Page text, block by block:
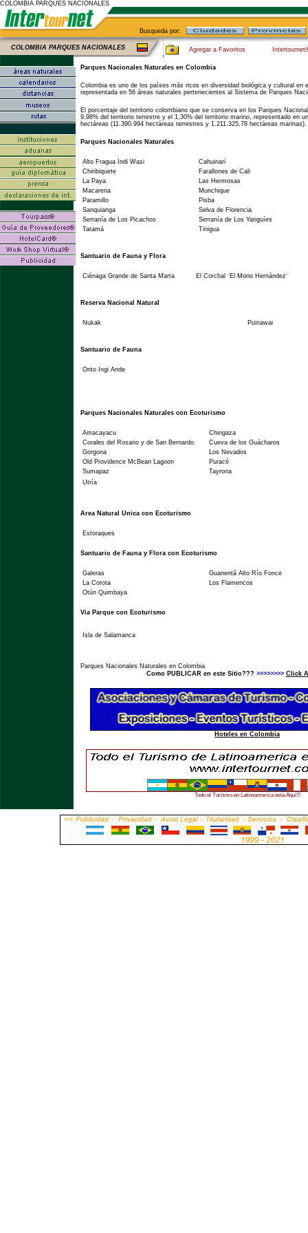
COLOMBIA PARQUES NACIONALES
Busqueda por:
COLOMBIA PARQUES NACIONALES Agregar a Favoritos
Parques Nacionales Naturales en Colombia
Colombia es uno de los países más ricos en diversidad biológica y cultural en
representada en 56 áreas naturales pertenecientes al Sistema de Parques
El porcentaje del territorio colombiano que se conserva en los Parques
9,98% del territorio terrestre y el 1,30% del territorio marino, representado en
hectáreas (11.390.994 hectáreas terrestres y 1.211.325,78 hectáreas marinas).
Parques Nacionales Naturales
Alto Fragua Indi Wasi
Cahuinarí
Chiribiquete
Farallones de Cali
La Paya
Las Hermosas
Macarena
Munchique
Paramillo
Pisba
Sanquianga
Selva de Florencia
Serranía de Los Picachos
Serranía de Los Yariguíes
Tatamá
Tinigua
Santuario de Fauna y Flora
Ciénaga Grande de Santa Marta El Corchal ¨El Mono Hernández¨
Reserva Nacional Natural
Nukak Puinawai
Santuario de Fauna
Orito Ingi Ande
Parques Nacionales Naturales con Ecoturismo
Amacayacu
Chingaza
Corales del Rosario y de San Bernardo
Cueva de los Guácharos
Gorgona
Los Nevados
Old Providence McBean Lagoon
Puracé
Sumapaz
Tayrona
Utría
Area Natural Unica con Ecoturismo
Estoraques
Santuario de Fauna y Flora con Ecoturismo
Galeras
Guanentá Alto Río Fonce
La Corota
Los Flamencos
Otún Quimbaya
Via Parque con Ecoturismo
Isla de Salamanca
Parques Nacionales Naturales en Colombia
Como PUBLICAR en este Sitio??? >>>>>>>> Click
Hoteles en Colombia
Todo el Turismo en Latinoamerica esta Aqui!!!